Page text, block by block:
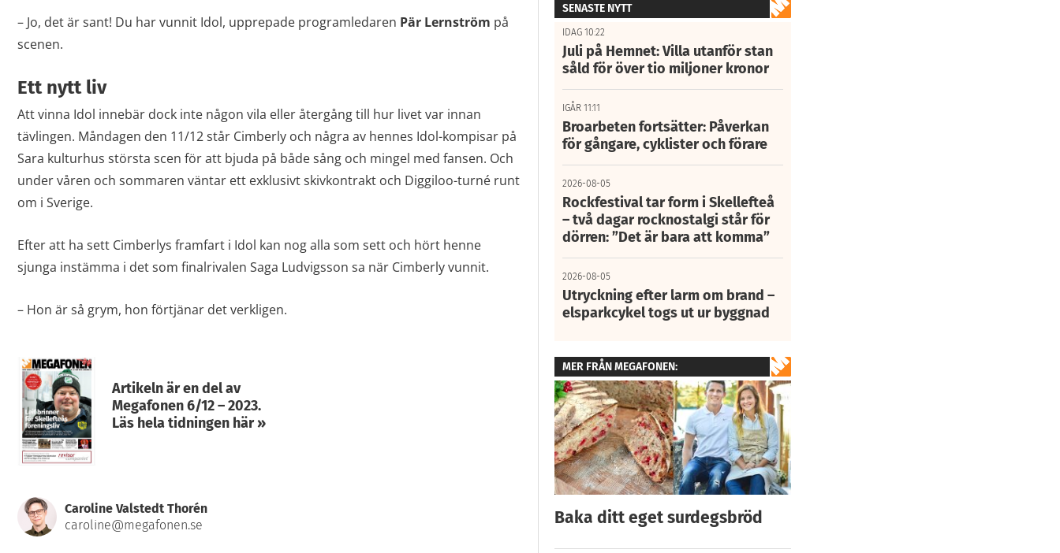
– Jo, det är sant! Du har vunnit Idol, upprepade programledaren Pär Lernström på
scenen.
Ett nytt liv
Att vinna Idol innebär dock inte någon vila eller återgång till hur livet var innan
tävlingen. Måndagen den 11/12 står Cimberly och några av hennes Idol-kompisar på
Sara kulturhus största scen för att bjuda på både sång och mingel med fansen. Och
under våren och sommaren väntar ett exklusivt skivkontrakt och Diggiloo-turné runt
om i Sverige.
Efter att ha sett Cimberlys framfart i Idol kan nog alla som sett och hört henne
sjunga instämma i det som finalrivalen Saga Ludvigsson sa när Cimberly vunnit.
– Hon är så grym, hon förtjänar det verkligen.
Artikeln är en del av
Megafonen 6/12 – 2023.
Läs hela tidningen här »
Caroline Valstedt Thorén
caroline@megafonen.se
SENASTE NYTT
IDAG 10:22
Juli på Hemnet: Villa utanför stan
såld för över tio miljoner kronor
IGÅR 11:11
Broarbeten fortsätter: Påverkan
för gångare, cyklister och förare
2026-08-05
Rockfestival tar form i Skellefteå
– två dagar rocknostalgi står för
dörren: ”Det är bara att komma”
2026-08-05
Utryckning efter larm om brand –
elsparkcykel togs ut ur byggnad
MER FRÅN MEGAFONEN:
Baka ditt eget surdegsbröd